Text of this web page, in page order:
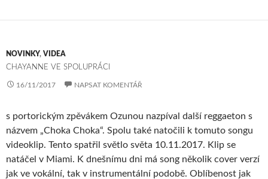
NOVINKY, VIDEA
CHAYANNE VE SPOLUPRÁCI
16/11/2017 NAPSAT KOMENTÁŘ
s portorickým zpěvákem Ozunou nazpíval další reggaeton s
názvem „Choka Choka“. Spolu také natočili k tomuto songu
videoklip. Tento spatřil světlo světa 10.11.2017. Klip se
natáčel v Miami. K dnešnímu dni má song několik cover verzí
jak ve vokální, tak v instrumentální podobě. Oblíbenost jak